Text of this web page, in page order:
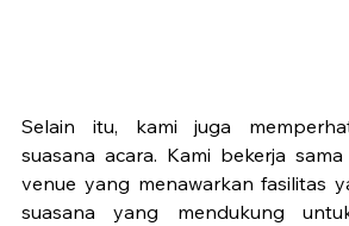
Selain itu, kami juga
suasana acara. Kami bekerja
venue yang menawarkan fasilitas
suasana yang mendukung